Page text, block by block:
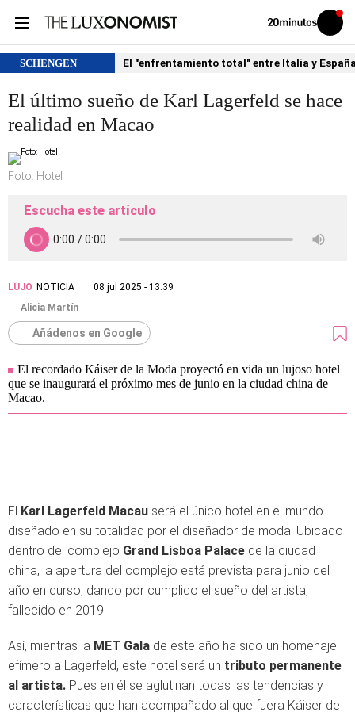
Volver
Iniciar
sesión
SCHENGEN El "enfrentamiento total" entre Italia y
El último sueño de Karl Lagerfeld se hace
realidad en Macao
Foto: Hotel
Escucha este artículo
LUJO NOTICIA
08 jul 2025 - 13:39
Alicia Martín
Añádenos en Google
El recordado Káiser de la Moda proyectó en vida un lujoso hotel
que se inaugurará el próximo mes de junio en la ciudad china de
Macao.
El Karl Lagerfeld Macau será el único hotel en el mundo
diseñado en su totalidad por el diseñador de moda. Ubicado
dentro del complejo Grand Lisboa Palace de la ciudad
china, la apertura del complejo está prevista para junio del
año en curso, dando por cumplido el sueño del artista,
fallecido en 2019.
Así, mientras la MET Gala de este año ha sido un homenaje
efímero a Lagerfeld, este hotel será un tributo permanente
al artista. Pues en él se aglutinan todas las tendencias y
características que han acompañado al que fuera Káiser de